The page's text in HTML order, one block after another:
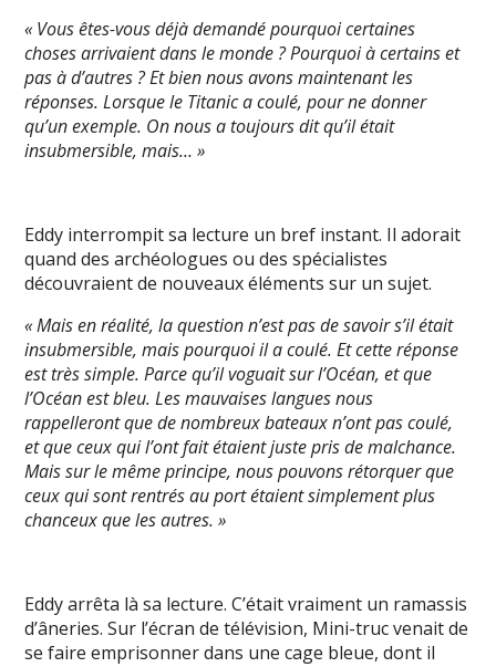
« Vous êtes-vous déjà demandé pourquoi certaines
choses arrivaient dans le monde ? Pourquoi à certains et
pas à d’autres ? Et bien nous avons maintenant les
réponses. Lorsque le Titanic a coulé, pour ne donner
qu’un exemple. On nous a toujours dit qu’il était
insubmersible, mais… »
Eddy interrompit sa lecture un bref instant. Il adorait
quand des archéologues ou des spécialistes
découvraient de nouveaux éléments sur un sujet.
« Mais en réalité, la question n’est pas de savoir s’il était
insubmersible, mais pourquoi il a coulé. Et cette réponse
est très simple. Parce qu’il voguait sur l’Océan, et que
l’Océan est bleu. Les mauvaises langues nous
rappelleront que de nombreux bateaux n’ont pas coulé,
et que ceux qui l’ont fait étaient juste pris de malchance.
Mais sur le même principe, nous pouvons rétorquer que
ceux qui sont rentrés au port étaient simplement plus
chanceux que les autres. »
Eddy arrêta là sa lecture. C’était vraiment un ramassis
d’âneries. Sur l’écran de télévision, Mini-truc venait de
se faire emprisonner dans une cage bleue, dont il